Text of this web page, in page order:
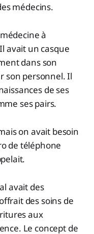
médecins.
à
avait un casque
dans son
son personnel. Il
de ses
ses pairs.
on avait besoin
de téléphone
avait des
des soins de
aux
Le concept de